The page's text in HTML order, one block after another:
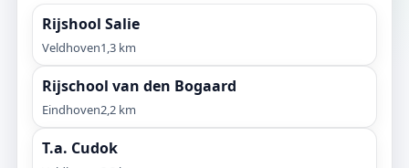
Rijshool Salie
Veldhoven1,3 km
Rijschool van den Bogaard
Eindhoven2,2 km
T.a. Cudok